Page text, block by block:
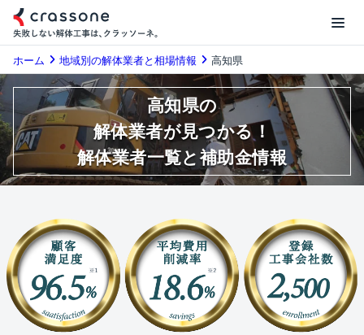
ホーム 地域別の解体業者と相場情報 高知県
高知県の
解体業者が見つかる！
解体業者一覧と補助金情報